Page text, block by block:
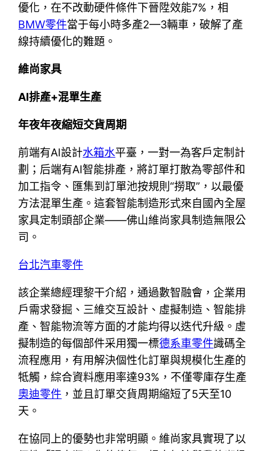
優化，在不改動硬件條件下晉陞效能7%，相
BMW零件當于每小時多產2—3輛車，破解了產
線持續優化的難題。
維尚家具
AI排產+混單生產
年夜年夜縮短交貨周期
前端有AI設計水箱水平臺，一對一為客戶定制計
劃；后端有AI智能排產，將訂單打散為零部件和
加工指令、匯集到訂單池按規則“撈取”，以最優
方法混單生產。這套智能制造形式來自國內全屋
家具定制頭部企業——佛山維尚家具制造無限公
司。
台北汽車零件
該企業總經理黎干介紹，通過數智融會，企業用
戶需求發掘、三維交互設計、虛擬制造、智能排
產、智能物流等方面的才能均得以迭代升級。虛
擬制造的每個部件采用獨一標德系車零件識碼全
流程應用，有用解決個性化訂單與規模化生產的
牴觸，綜合資料應用率達93%，不僅零庫存生產
奧迪零件 ，並且訂單交貨周期縮短了5天至10
天。
在協同上的優勢也非常明顯。維尚家具實現了以